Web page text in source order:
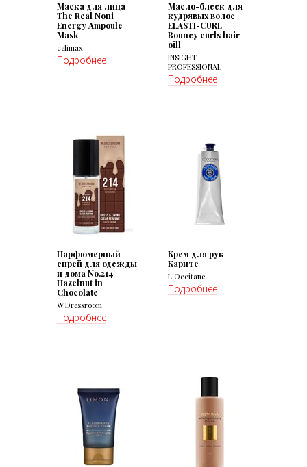
Маска для лица
The Real Noni
Energy Ampoule
Mask
celimax
Подробнее
Масло-блеск для
кудрявых волос
ELASTI-CURL
Bouncy curls hair
oill
INSIGHT
PROFESSIONAL
Подробнее
Парфюмeрный
спрей для одежды
и дома No.214
Hazelnut in
Chocolate
W.Dressroom
Подробнее
Крем для рук
Карите
L'Occitane
Подробнее